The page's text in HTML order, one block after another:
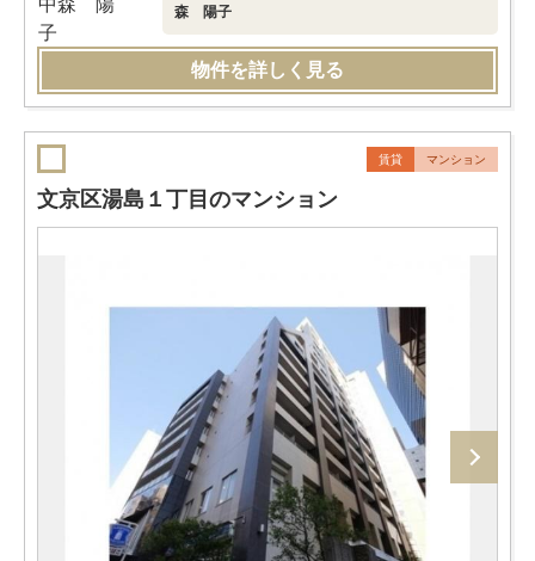
森 陽子
物件を詳しく見る
賃貸 マンション
文京区湯島１丁目のマンション